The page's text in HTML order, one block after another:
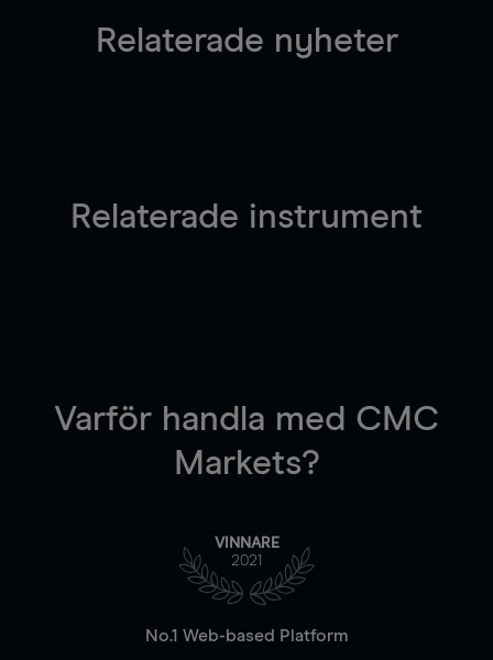
Relaterade nyheter
Relaterade instrument
Varför handla med CMC
Markets?
VINNARE
2021
No.1 Web-based Platform